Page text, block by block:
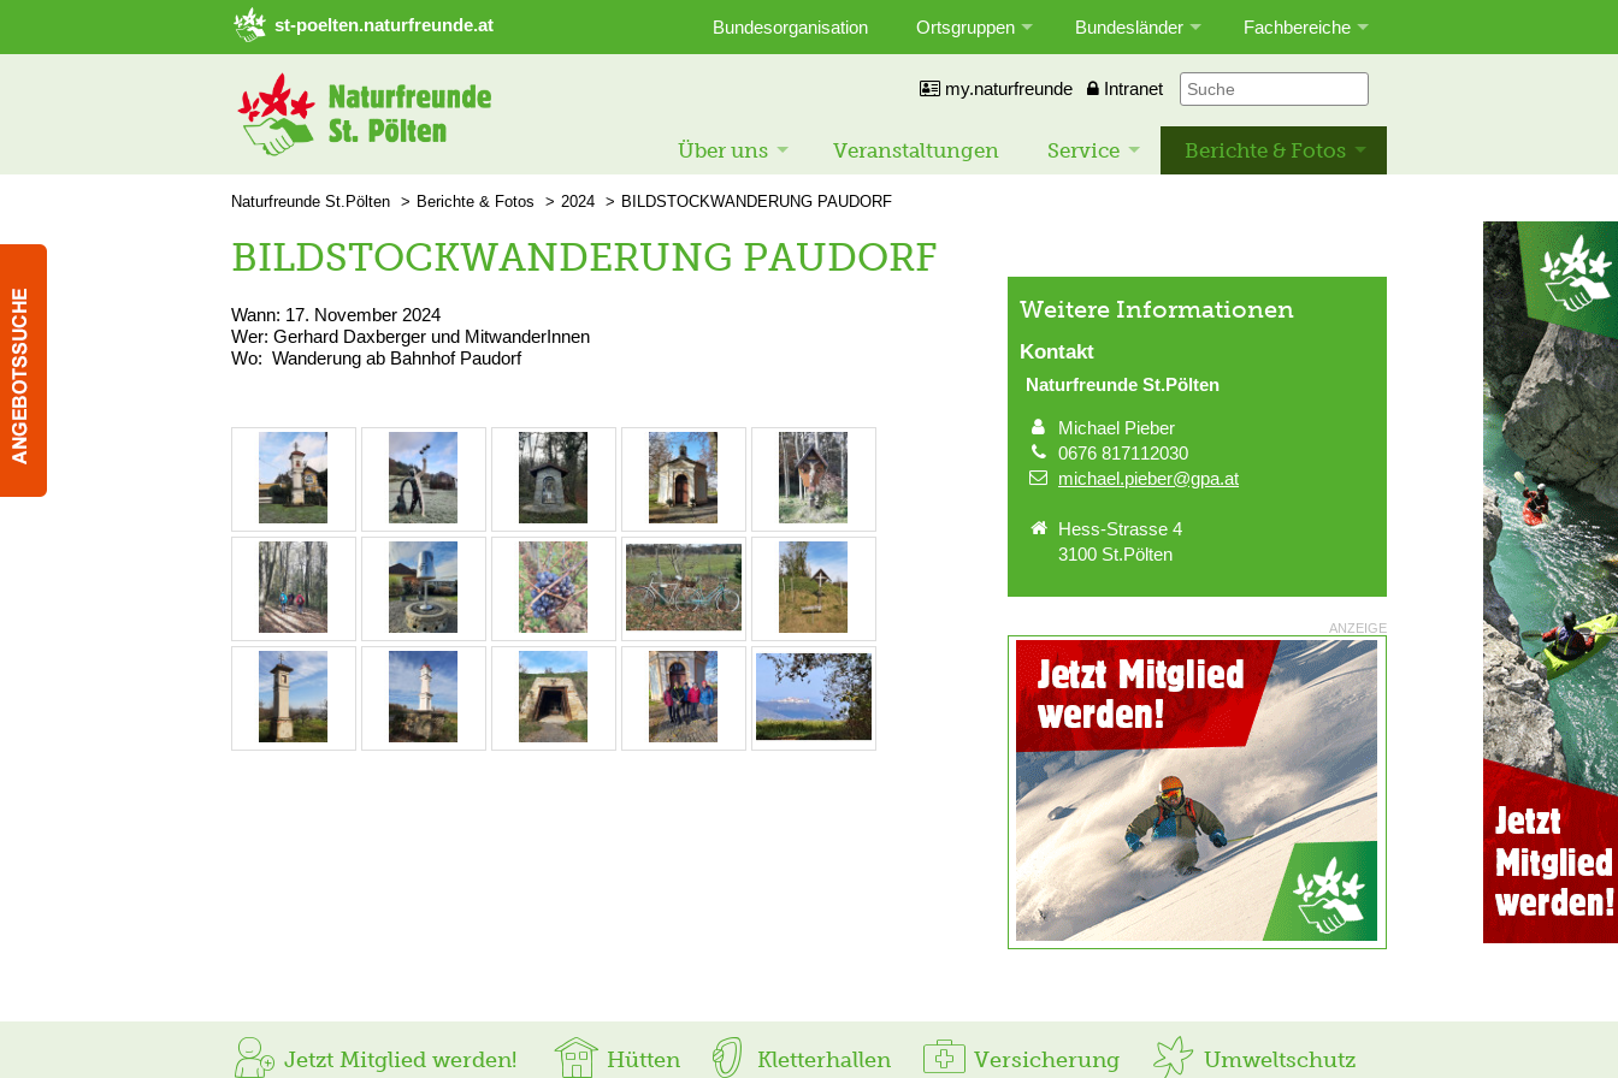
➜ Hauptregion der Seite anspringen
st-poelten.naturfreunde.at Bundesorganisation Ortsgruppen Bundesländer Fachbereiche
my.naturfreunde Intranet
Über uns Veranstaltungen Service Berichte & Fotos
Naturfreunde St.Pölten Berichte & Fotos 2024 BILDSTOCKWANDERUNG PAUDORF
BILDSTOCKWANDERUNG PAUDORF
Wann: 17. November 2024
Wer: Gerhard Daxberger und MitwanderInnen
Wo: Wanderung ab Bahnhof Paudorf
Weitere Informationen
Kontakt
Naturfreunde St.Pölten
Michael Pieber
0676 817112030
michael.pieber@gpa.at
Hess-Strasse 4
3100 St.Pölten
ANZEIGE
Jetzt Mitglied werden! Hütten Kletterhallen Versicherung Umweltschutz